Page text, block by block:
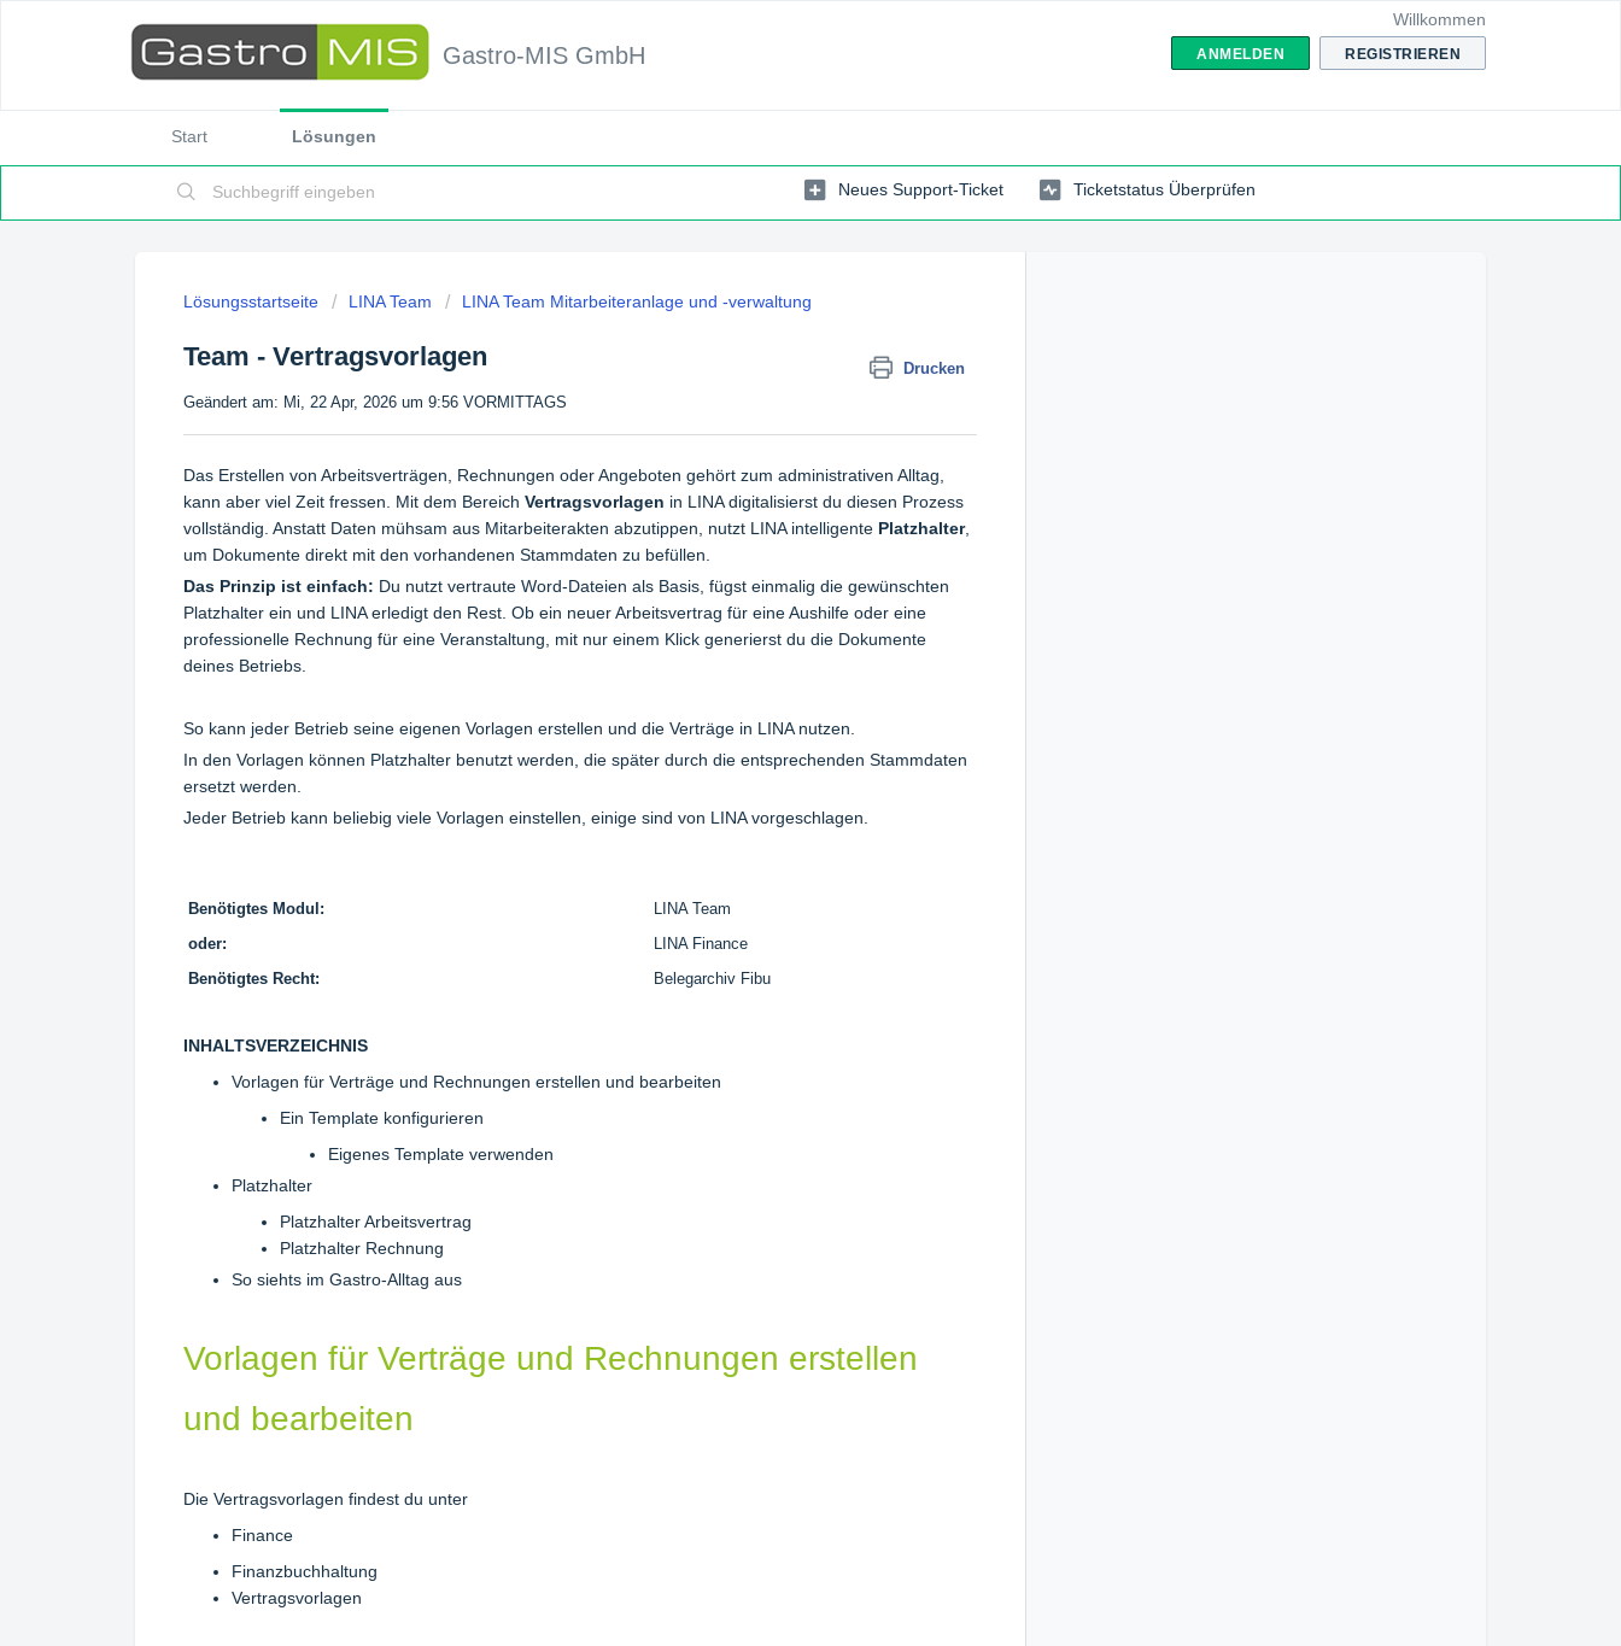
Gastro-MIS GmbH
Willkommen
ANMELDEN REGISTRIEREN
Start Lösungen
Neues Support-Ticket Ticketstatus Überprüfen
Lösungsstartseite LINA Team LINA Team Mitarbeiteranlage und -verwaltung
Team - Vertragsvorlagen
Drucken
Geändert am: Mi, 22 Apr, 2026 um 9:56 VORMITTAGS
Das Erstellen von Arbeitsverträgen, Rechnungen oder Angeboten gehört zum administrativen Alltag,
kann aber viel Zeit fressen. Mit dem Bereich Vertragsvorlagen in LINA digitalisierst du diesen Prozess
vollständig. Anstatt Daten mühsam aus Mitarbeiterakten abzutippen, nutzt LINA intelligente Platzhalter,
um Dokumente direkt mit den vorhandenen Stammdaten zu befüllen.
Das Prinzip ist einfach: Du nutzt vertraute Word-Dateien als Basis, fügst einmalig die gewünschten
Platzhalter ein und LINA erledigt den Rest. Ob ein neuer Arbeitsvertrag für eine Aushilfe oder eine
professionelle Rechnung für eine Veranstaltung, mit nur einem Klick generierst du die Dokumente
deines Betriebs.
So kann jeder Betrieb seine eigenen Vorlagen erstellen und die Verträge in LINA nutzen.
In den Vorlagen können Platzhalter benutzt werden, die später durch die entsprechenden Stammdaten
ersetzt werden.
Jeder Betrieb kann beliebig viele Vorlagen einstellen, einige sind von LINA vorgeschlagen.
Benötigtes Modul:
LINA Team
oder:
LINA Finance
Benötigtes Recht:
Belegarchiv Fibu
INHALTSVERZEICHNIS
Vorlagen für Verträge und Rechnungen erstellen und bearbeiten
Ein Template konfigurieren
Eigenes Template verwenden
Platzhalter
Platzhalter Arbeitsvertrag
Platzhalter Rechnung
So siehts im Gastro-Alltag aus
Vorlagen für Verträge und Rechnungen erstellen
und bearbeiten
Die Vertragsvorlagen findest du unter
Finance
Finanzbuchhaltung
Vertragsvorlagen